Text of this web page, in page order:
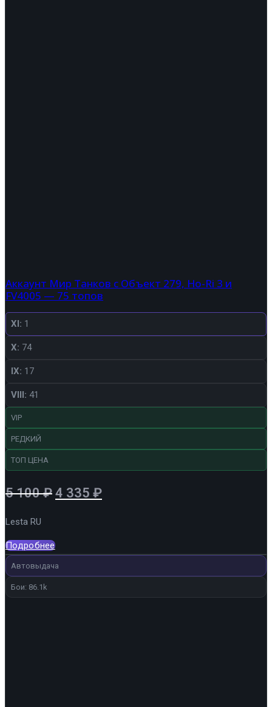
Аккаунт Мир Танков с Объект 279, Ho-Ri 3 и
FV4005 — 75 топов
XI: 1
X: 74
IX: 17
VIII: 41
VIP
РЕДКИЙ
ТОП ЦЕНА
5 100₽ Первоначальная
5
100 ₽.
4 335 ₽Текущая
Lesta RU
Подробнее
Автовыдача
Бои: 86.1k